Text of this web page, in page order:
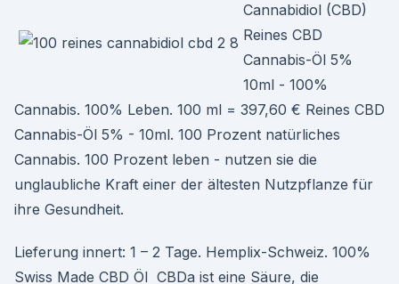
Cannabidiol (CBD)
Reines CBD
Cannabis-Öl 5%
10ml - 100%
Cannabis. 100% Leben. 100 ml = 397,60 € Reines CBD
Cannabis-Öl 5% - 10ml. 100 Prozent natürliches
Cannabis. 100 Prozent leben - nutzen sie die
unglaubliche Kraft einer der ältesten Nutzpflanze für
ihre Gesundheit.
Lieferung innert: 1 – 2 Tage. Hemplix-Schweiz. 100%
Swiss Made CBD Öl CBDa ist eine Säure, die